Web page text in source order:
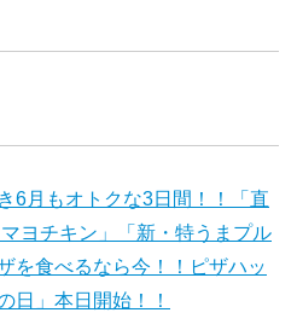
6月もオトクな3日間！！「直
ヨチキン」「新・特うまプル
を食べるなら今！！ピザハッ
日」本日開始！！